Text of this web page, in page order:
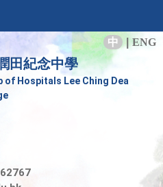
中 ENG
田紀念中學
of Hospitals Lee Ching Dea